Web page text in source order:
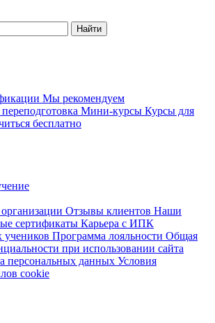
Мы рекомендуем
Мини-курсы Курсы для
бесплатно
Отзывы клиентов Наши
сертификаты Карьера с ИПК
Программа лояльности Общая
при использовании сайта
персональных данных Условия
cookie